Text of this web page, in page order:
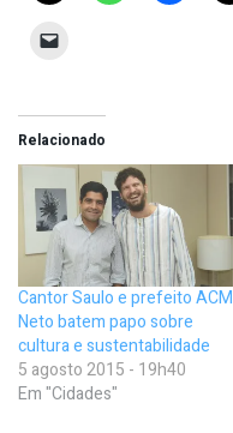
Relacionado
Cantor Saulo e prefeito ACM
Neto batem papo sobre
cultura e sustentabilidade
5 agosto 2015 - 19h40
Em "Cidades"